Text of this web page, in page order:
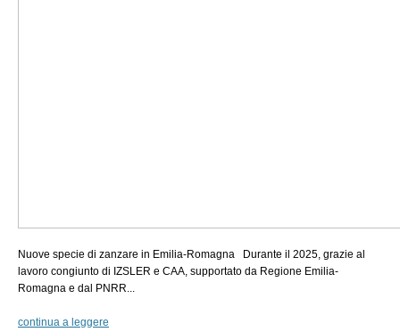
Nuove specie di zanzare in Emilia-Romagna Durante il 2025, grazie al
lavoro congiunto di IZSLER e CAA, supportato da Regione Emilia-
Romagna e dal PNRR...
continua a leggere